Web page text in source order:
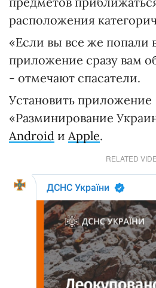
расположения
«Если вы все же попали
приложение сразу вам
- отмечают спасатели.
Установить приложение
«Разминирование
Android и Apple.
RELATED